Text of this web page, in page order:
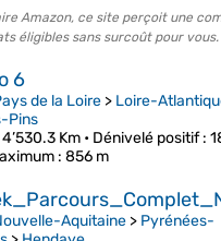
Amazon, ce site perçoit une
éligibles sans surcoût pour vous.
6
de la Loire > Loire-
Pins
4’530.3 Km • Dénivelé positif:
: 856 m
Aquitaine > Pyrénées-